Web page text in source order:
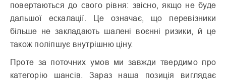
повертаються до свого рівня: звісно, якщо не буде
дальшої ескалації. Це означає, що перевізники
більше не закладають шалені воєнні ризики, й це
також поліпшує внутрішню ціну.
Проте за поточних умов ми завжди твердимо про
категорію шансів. Зараз наша позиція виглядає